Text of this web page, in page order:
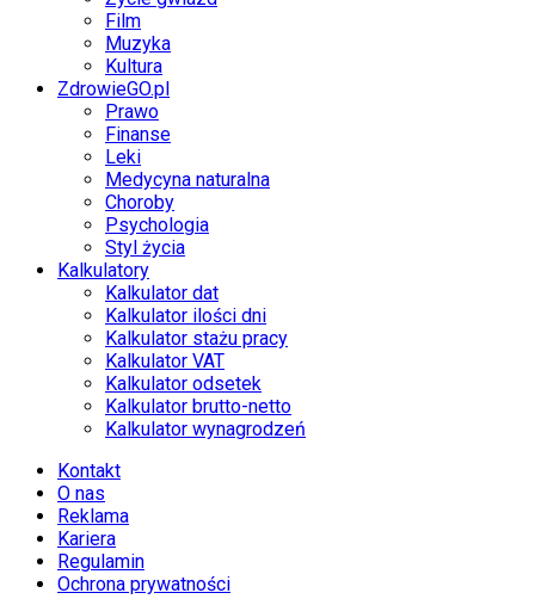
Film
Muzyka
Kultura
ZdrowieGO.pl
Prawo
Finanse
Leki
Medycyna naturalna
Choroby
Psychologia
Styl życia
Kalkulatory
Kalkulator dat
Kalkulator ilości dni
Kalkulator stażu pracy
Kalkulator VAT
Kalkulator odsetek
Kalkulator brutto-netto
Kalkulator wynagrodzeń
Kontakt
O nas
Reklama
Kariera
Regulamin
Ochrona prywatności